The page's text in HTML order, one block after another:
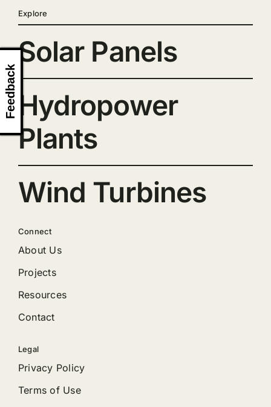
Explore
Solar Panels
Hydropower
Plants
Wind Turbines
Connect
About Us
Projects
Resources
Contact
Legal
Privacy Policy
Terms of Use
Feedback